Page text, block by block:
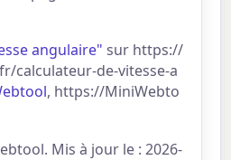
angulaire" sur https://
calculateur-de-vitesse-a
, https://MiniWebto
Mis à jour le : 2026-